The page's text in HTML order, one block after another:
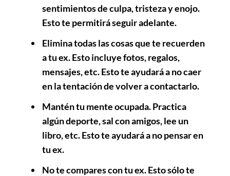
sentimientos de culpa, tristeza y enojo.
Esto te permitirá seguir adelante.
Elimina todas las cosas que te recuerden
a tu ex. Esto incluye fotos, regalos,
mensajes, etc. Esto te ayudará a no caer
en la tentación de volver a contactarlo.
Mantén tu mente ocupada. Practica
algún deporte, sal con amigos, lee un
libro, etc. Esto te ayudará a no pensar en
tu ex.
No te compares con tu ex. Esto sólo te